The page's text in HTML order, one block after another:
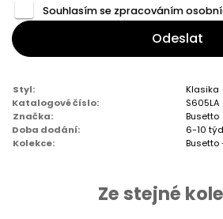
Souhlasím se zpracováním
Odeslat
Styl:
Klasika
Katalogové číslo:
S605LA
Značka:
Busetto
Doba dodání:
6-10
Kolekce:
Busetto
Ze stejné